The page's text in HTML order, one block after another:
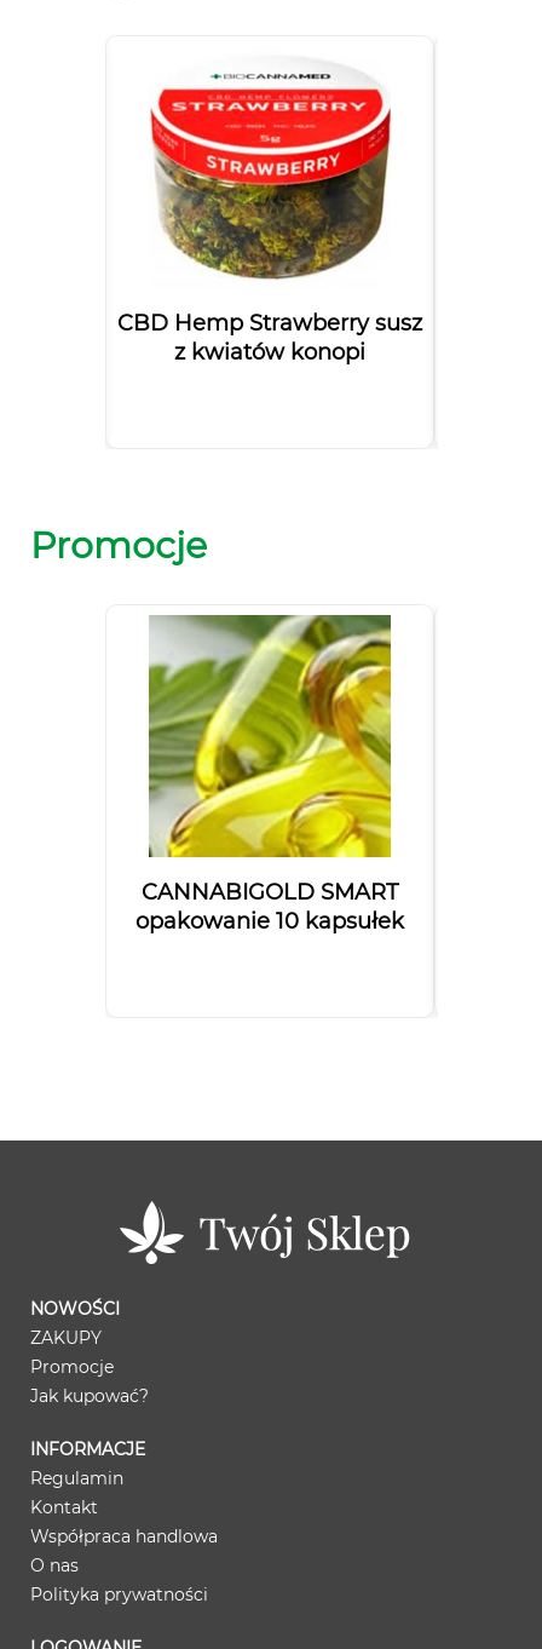
CBD Hemp Strawberry susz
z kwiatów konopi
Promocje
CANNABIGOLD SMART
opakowanie 10 kapsułek
NOWOŚCI
ZAKUPY
Promocje
Jak kupować?
INFORMACJE
Regulamin
Kontakt
Współpraca handlowa
O nas
Polityka prywatności